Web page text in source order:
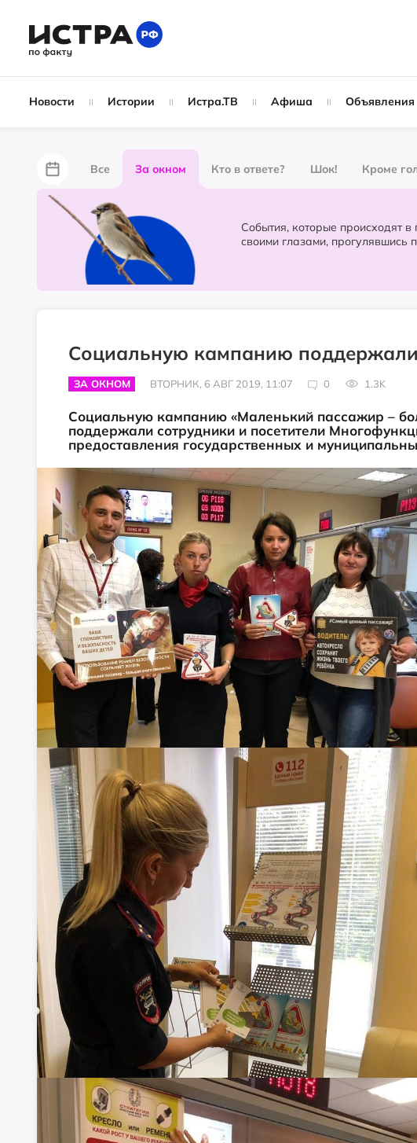
Новости Истории Истра.ТВ Афиша Объявления
Все За окном Кто в ответе? Шок! Кроме
За забором
Партнёрский материал Народные новости Слухи
События, которые происходят в городе. Всё то,
своими глазами, прогулявшись
Социальную кампанию
ЗА ОКНОМ ВТОРНИК, 6 АВГ 2019, 11:07 0 1.3K
Социальную кампанию «Маленький пассажир –
поддержали сотрудники и посетители
предоставления государственных и